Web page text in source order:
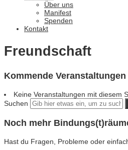
Über uns
Manifest
Spenden
Kontakt
Freundschaft
Kommende Veranstaltungen
Keine Veranstaltungen mit diesem
Suchen
Noch mehr
Hast du Fragen, Probleme oder